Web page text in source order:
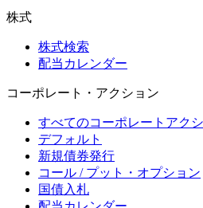
株式
株式検索
配当カレンダー
コーポレート・アクション
すべてのコーポレートアク
デフォルト
新規債券発行
コール / プット・オプション
国債入札